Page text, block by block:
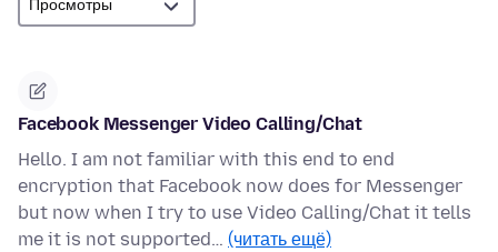
Facebook Messenger Video Calling/Chat
Hello. I am not familiar with this end to end
encryption that Facebook now does for Messenger
but now when I try to use Video Calling/Chat it tells
me it is not supported… (читать ещё)